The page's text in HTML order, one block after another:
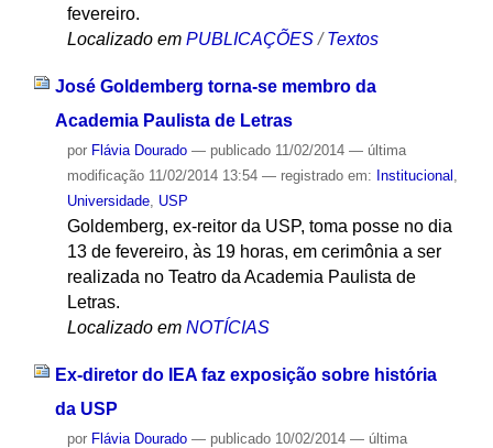
fevereiro.
Localizado em PUBLICAÇÕES / Textos
José Goldemberg torna-se membro da
Academia Paulista de Letras
por Flávia Dourado — publicado11/02/2014 — última
modificação11/02/2014 13:54 — registrado em: Institucional ,
Universidade, USP
Goldemberg, ex-reitor da USP, toma posse no dia
13 de fevereiro, às 19 horas, em cerimônia a ser
realizada no Teatro da Academia Paulista de
Letras.
Localizado em NOTÍCIAS
Ex-diretor do IEA faz exposição sobre história
da USP
por Flávia Dourado — publicado10/02/2014 — última